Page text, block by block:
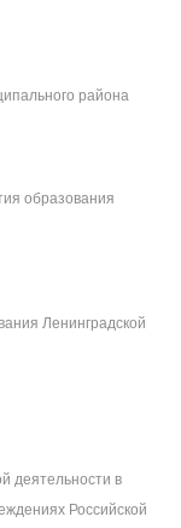
района
образования
Ленинградской
деятельности в
Российской